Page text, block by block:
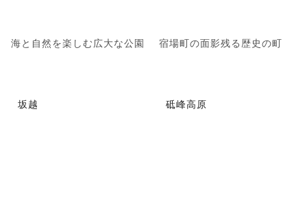
海と自然を楽しむ広大な公園 宿場町の面影残る歴史の町
坂越 砥峰高原